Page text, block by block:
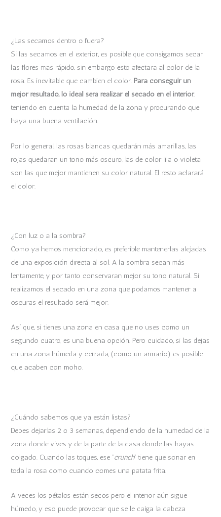
¿Las secamos dentro o fuera?
Si las secamos en el exterior, es posible que consigamos secar
las flores mas rápido, sin embargo esto afectara al color de la
rosa. Es inevitable que cambien el color. Para conseguir un
mejor resultado, lo ideal será realizar el secado en el interior,
teniendo en cuenta la humedad de la zona y procurando que
haya una buena ventilación.
Por lo general, las rosas blancas quedarán más amarillas, las
rojas quedaran un tono más oscuro, las de color lila o violeta
son las que mejor mantienen su color natural. El resto aclarará
el color.
¿Con luz o a la sombra?
Como ya hemos mencionado, es preferible mantenerlas alejadas
de una exposición directa al sol. A la sombra secan más
lentamente, y por tanto conservaran mejor su tono natural. Si
realizamos el secado en una zona que podamos mantener a
oscuras el resultado será mejor.
Así que, si tienes una zona en casa que no uses como un
segundo cuatro, es una buena opción. Pero cuidado, si las dejas
en una zona húmeda y cerrada, (como un armario) es posible
que acaben con moho.
¿Cuándo sabemos que ya están listas?
Debes dejarlas 2 o 3 semanas, dependiendo de la humedad de la
zona donde vives y de la parte de la casa donde las hayas
colgado. Cuando las toques, ese “crunch” tiene que sonar en
toda la rosa como cuando comes una patata frita.
A veces los pétalos están secos pero el interior aún sigue
húmedo, y eso puede provocar que se le caiga la cabeza